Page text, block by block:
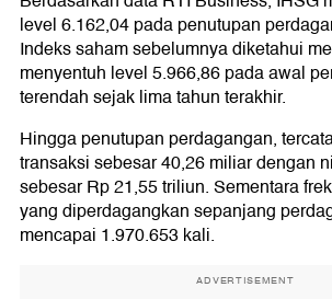
level 6.162,04 pada penutupan
Indeks saham sebelumnya diketahui
menyentuh level 5.966,86 pada awal
terendah sejak lima tahun terakhir.
Hingga penutupan perdagangan,
transaksi sebesar 40,26 miliar dengan
sebesar Rp 21,55 triliun. Sementara
yang diperdagangkan sepanjang
mencapai 1.970.653 kali.
ADVERTISEMENT